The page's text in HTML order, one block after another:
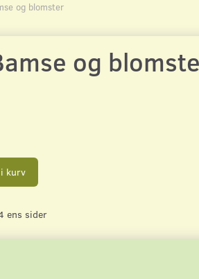
og blomster
og
kurv
ens sider